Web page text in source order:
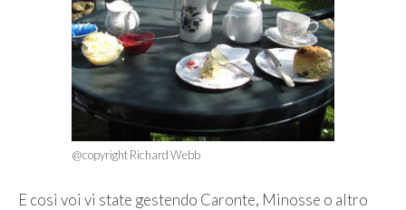
@copyright Richard Webb
E così voi vi state gestendo Caronte, Minosse o altro